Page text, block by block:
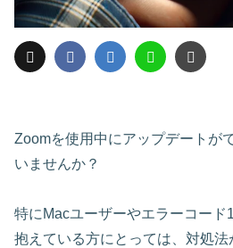
Zoomを使用中にアップデートが
いませんか？
特にMacユーザーやエラーコード
抱えている方にとっては、対処法